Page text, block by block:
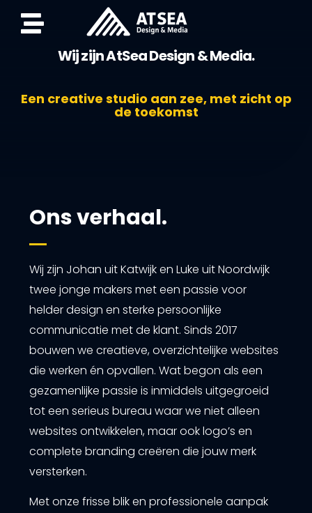
Wij zijn AtSea Design & Media.
Een creative studio aan zee, met zicht op
de toekomst
Ons verhaal.
Wij zijn Johan uit Katwijk en Luke uit Noordwijk
twee jonge makers met een passie voor
helder design en sterke persoonlijke
communicatie met de klant. Sinds 2017
bouwen we creatieve, overzichtelijke websites
die werken én opvallen. Wat begon als een
gezamenlijke passie is inmiddels uitgegroeid
tot een serieus bureau waar we niet alleen
websites ontwikkelen, maar ook logo’s en
complete branding creëren die jouw merk
versterken.
Met onze frisse blik en professionele aanpak